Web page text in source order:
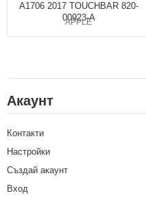
A1706 2017 TOUCHBAR 820-
00923-A
APPLE
Акаунт
Контакти
Настройки
Създай акаунт
Вход